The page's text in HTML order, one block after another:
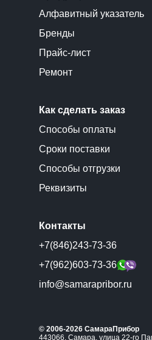
Алфавитный указатель
Бренды
Прайс-лист
Ремонт
Как сделать заказ
Способы оплаты
Сроки поставки
Способы отгрузки
Реквизиты
Контакты
+7(846)243-73-36
+7(962)603-73-36
info@samarapribor.ru
© 2006-2026 СамараПрибор
443066, Самара, улица 22-го